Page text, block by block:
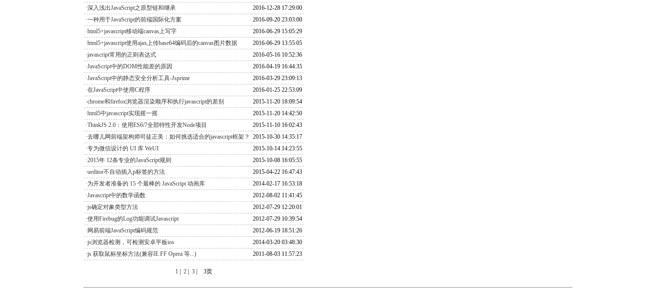
·深入浅出JavaScript之原型链和继承
2016-12-28 17:29:00
·一种用于JavaScript的前端国际化方案
2016-09-20 23:03:00
·html5+javascript移动端canvas上写字
2016-06-29 15:05:29
·html5+javascript使用ajax上传base64编码后的canvas图片数据
2016-06-29 13:55:05
·javascript常用的正则表达式
2016-05-16 10:52:36
·JavaScript中的DOM性能差的原因
2016-04-19 16:44:35
·JavaScript中的静态安全分析工具-Jsprime
2016-03-29 23:09:13
·在JavaScript中使用C程序
2016-01-25 22:53:09
·chrome和firefox浏览器渲染顺序和执行javascript的差别
2015-11-20 18:09:54
·html5中javascript实现摇一摇
2015-11-20 14:42:50
·ThinkJS 2.0：使用ES6/7全部特性开发Node项目
2015-11-10 16:02:43
·去哪儿网前端架构师司徒正美：如何挑选适合的javascript框架？
2015-10-30 14:35:17
·专为微信设计的 UI 库 WeUI
2015-10-14 14:23:55
·2015年 12条专业的JavaScript规则
2015-10-08 16:05:55
·ueditor不自动插入p标签的方法
2015-04-22 16:47:43
·为开发者准备的 15 个最棒的 JavaScript 动画库
2014-02-17 16:53:18
·Javascript中的数学函数
2012-08-02 11:41:45
·js确定对象类型方法
2012-07-29 12:20:01
·使用Firebug的Log功能调试Javascript
2012-07-29 10:39:54
·网易前端JavaScript编码规范
2012-06-19 18:51:26
·js浏览器检测，可检测安卓平板ios
2014-03-20 03:48:30
·js 获取鼠标坐标方法(兼容IE FF Opera 等...)
2011-08-03 11:57:23
1 2 3 3页